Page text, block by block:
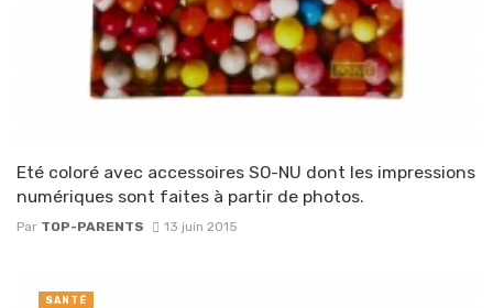
Eté coloré avec accessoires SO-NU dont les impressions
numériques sont faites à partir de photos.
Par TOP-PARENTS 13 juin 2015
SANTÉ